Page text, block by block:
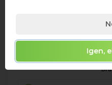
1
Igen,